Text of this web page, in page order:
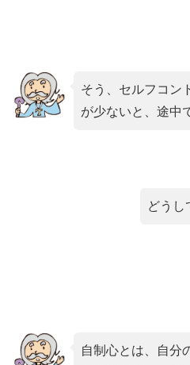
そう、セルフコン
が少ないと、途中
どうし
自制心とは、自分